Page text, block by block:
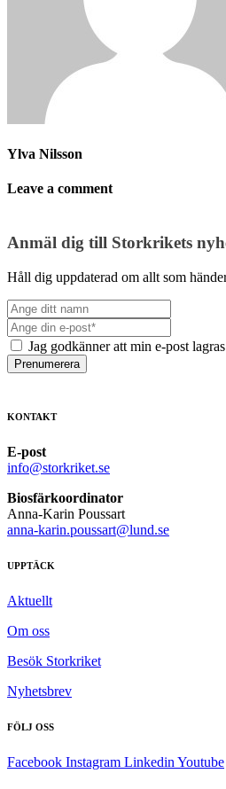
Ylva Nilsson
Leave a comment
Anmäl dig till Storkrikets
Håll dig uppdaterad om allt som
Jag godkänner att min e-post
Prenumerera
KONTAKT
E-post
info@storkriket.se
Biosfärkoordinator
Anna-Karin Poussart
anna-karin.poussart@lund.se
UPPTÄCK
Aktuellt
Om oss
Besök Storkriket
Nyhetsbrev
FÖLJ OSS
Facebook Instagram Linkedin Youtube